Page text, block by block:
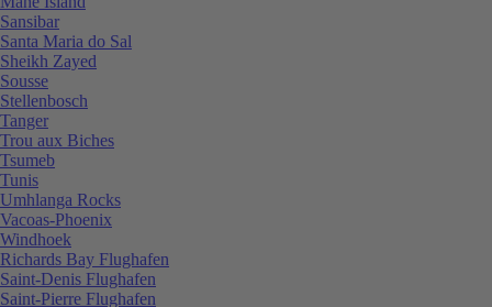
Sansibar
Santa Maria do Sal
Sheikh Zayed
Sousse
Stellenbosch
Tanger
Trou aux Biches
Tsumeb
Tunis
Umhlanga Rocks
Vacoas-Phoenix
Windhoek
Richards Bay Flughafen
Saint-Denis Flughafen
Saint-Pierre Flughafen